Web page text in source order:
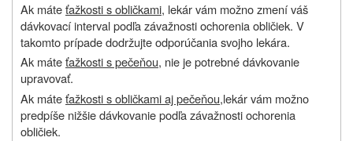
Ak máteťažkosti s obličkami, lekár vám možno zmení váš
dávkovací interval podľa závažnosti ochorenia obličiek. V
takomto prípade dodržujte odporúčania svojho lekára.
Ak máteťažkosti s pečeňou, nie je potrebné dávkovanie
upravovať.
Ak máteťažkosti s obličkami aj pečeňou,lekár vám možno
predpíše nižšie dávkovanie podľa závažnosti ochorenia
obličiek.